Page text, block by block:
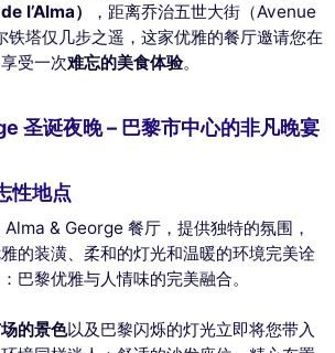
l’Alma）
，距离乔治五世大街（Avenue
铁塔仅几步之遥，这家优雅的餐厅邀请您在
享受一次难忘的美食体验。
圣诞夜晚 – 巴黎市中心的非凡晚宴
性地点
Alma & George 餐厅，提供独特的氛围，
的装潢、柔和的灯光和温暖的环境完美诠
巴黎优雅与人情味的完美融合。
的景色以及巴黎闪烁的灯光立即将您带入